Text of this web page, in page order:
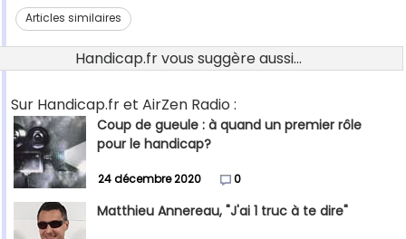
Articles similaires
Handicap.fr vous suggère aussi...
Sur Handicap.fr et AirZen Radio :
Coup de gueule : à quand un premier rôle
pour le handicap?
24 décembre 2020 0
Matthieu Annereau, "J'ai 1 truc à te dire"